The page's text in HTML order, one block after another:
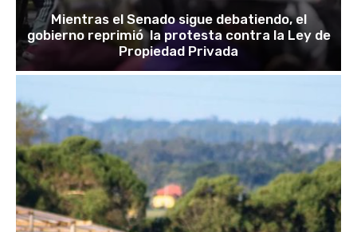
Mientras el Senado sigue debatiendo, el
gobierno reprimió la protesta contra la Ley de
Propiedad Privada